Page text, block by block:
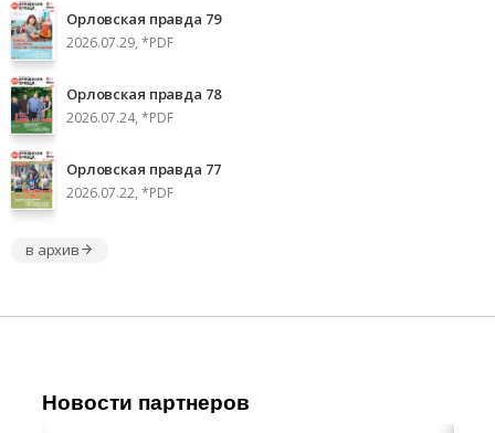
Орловская правда 79
2026.07.29, *PDF
Орловская правда 78
2026.07.24, *PDF
Орловская правда 77
2026.07.22, *PDF
в архив
Новости партнеров